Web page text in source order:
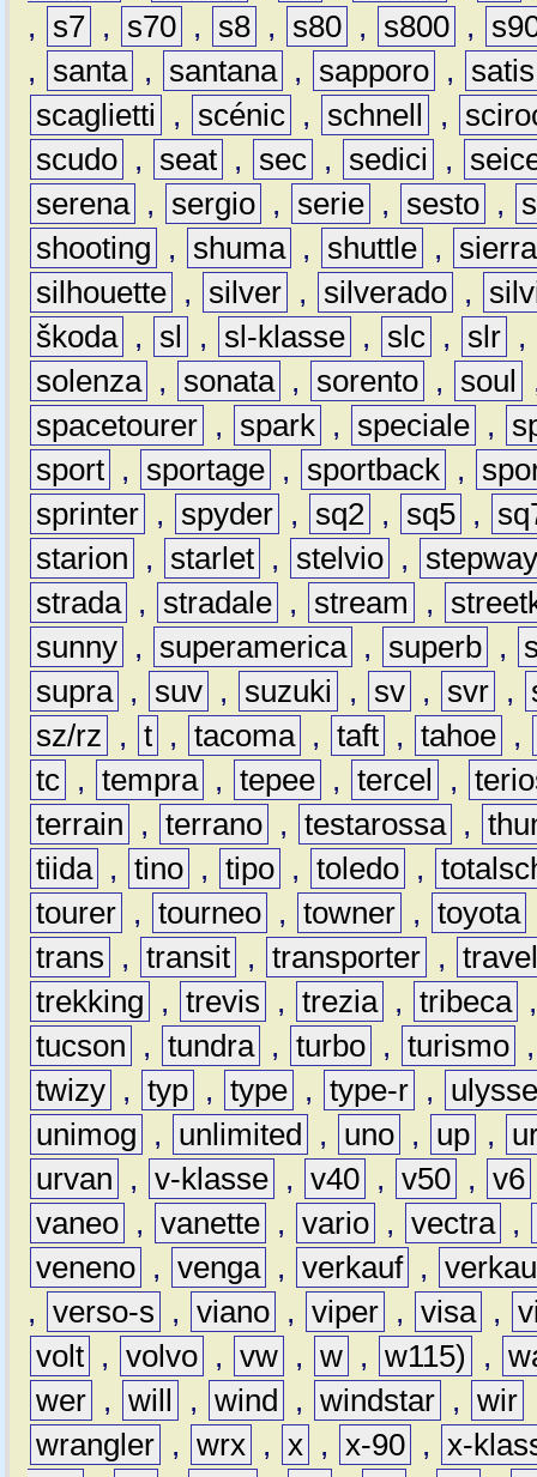
,
s7 , s70 , s8 , s80 , s800 ,
,
santa , santana , sapporo ,
satis
scaglietti
, scénic , schnell ,
scudo , seat , sec , sedici ,
serena , sergio , serie , sesto ,
shooting
, shuma , shuttle ,
sierra
silhouette , silver , silverado ,
škoda , sl , sl-klasse , slc , slr ,
solenza , sonata , sorento , soul
spacetourer , spark , speciale ,
sport , sportage , sportback ,
sprinter , spyder , sq2 , sq5 ,
starion
, starlet , stelvio ,
strada , stradale , stream ,
sunny , superamerica , superb ,
supra , suv , suzuki , sv , svr ,
sz/rz
, t , tacoma , taft , tahoe ,
tc , tempra , tepee , tercel ,
terrain
, terrano , testarossa ,
tiida , tino , tipo , toledo ,
tourer , tourneo , towner , toyota
trans
, transit , transporter ,
trekking
, trevis , trezia , tribeca
tucson
, tundra , turbo , turismo
twizy , typ , type , type-r ,
unimog
, unlimited , uno , up ,
urvan
, v-klasse , v40 , v50 , v6
vaneo , vanette , vario , vectra ,
veneno , venga , verkauf ,
, verso-s , viano , viper , visa ,
volt , volvo , vw , w , w115) ,
wer , will , wind , windstar , wir
wrangler , wrx , x , x-90 , x-